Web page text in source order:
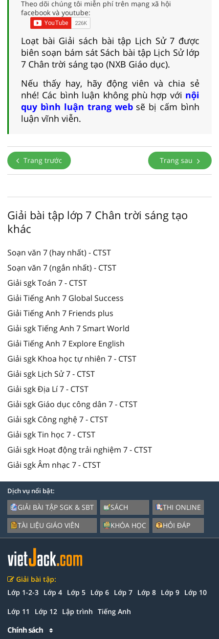
Theo dõi chúng tôi miễn phí trên mạng xã hội
facebook và youtube:
Loạt bài Giải sách bài tập Lịch Sử 7 được
biên soạn bám sát Sách bài tập Lịch Sử lớp
7 Chân trời sáng tạo (NXB Giáo dục).
Nếu thấy hay, hãy động viên và chia sẻ
nhé! Các bình luận không phù hợp với nội
quy bình luận trang websẽ bị cấm bình
luận vĩnh viễn.
Trang trước Trang sau
Giải bài tập lớp 7 Chân trời sáng tạo
khác
Soạn văn 7 (hay nhất) - CTST
Soạn văn 7 (ngắn nhất) - CTST
Giải sgk Toán 7 - CTST
Giải Tiếng Anh 7 Global Success
Giải Tiếng Anh 7 Friends plus
Giải sgk Tiếng Anh 7 Smart World
Giải Tiếng Anh 7 Explore English
Giải sgk Khoa học tự nhiên 7 - CTST
Giải sgk Lịch Sử 7 - CTST
Giải sgk Địa Lí 7 - CTST
Giải sgk Giáo dục công dân 7 - CTST
Giải sgk Công nghệ 7 - CTST
Giải sgk Tin học 7 - CTST
Giải sgk Hoạt động trải nghiệm 7 - CTST
Giải sgk Âm nhạc 7 - CTST
Dịch vụ nổi bật:
GIẢI BÀI TẬP SGK & SBT
TÀI LIỆU GIÁO VIÊN
SÁCH
KHÓA HỌC
THI ONLINE
HỎI ĐÁP
Giải bài tập:
Lớp 1-2-3 Lớp 4 Lớp 5 Lớp 6 Lớp 7 Lớp 8 Lớp 9 Lớp 10
Lớp 11 Lớp 12 Lập trình Tiếng Anh
Chính sách